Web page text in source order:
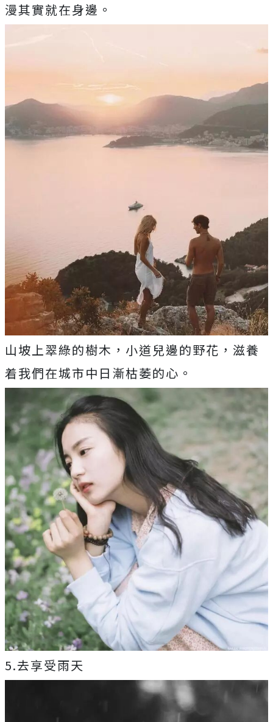
漫其實就在身邊。
山坡上翠綠的樹木，小道兒邊的野花，滋養
着我們在城市中日漸枯萎的心。
5.去享受雨天